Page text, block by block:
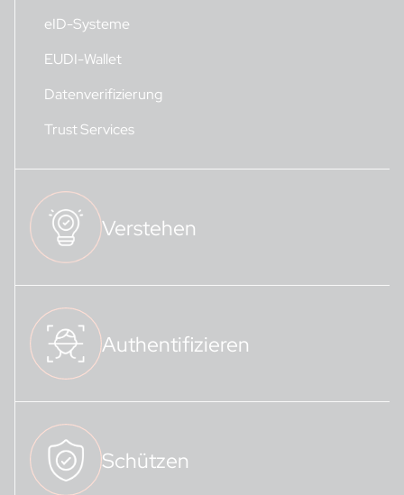
eID-Systeme
EUDI-Wallet
Datenverifizierung
Trust Services
Verstehen
Authentifizieren
Schützen